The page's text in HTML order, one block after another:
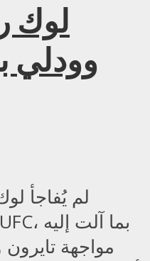
لوك
وودلي
لم يُفاجأ
مواجهة